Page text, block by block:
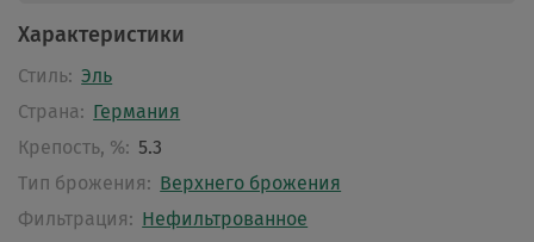
Характеристики
Стиль: Эль
Страна: Германия
Крепость, %: 5.3
Тип брожения: Верхнего брожения
Фильтрация: Нефильтрованное